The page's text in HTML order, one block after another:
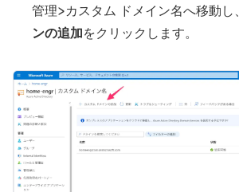
管理>カスタム ドメイン名へ移動し、
ンの追加をクリックします。